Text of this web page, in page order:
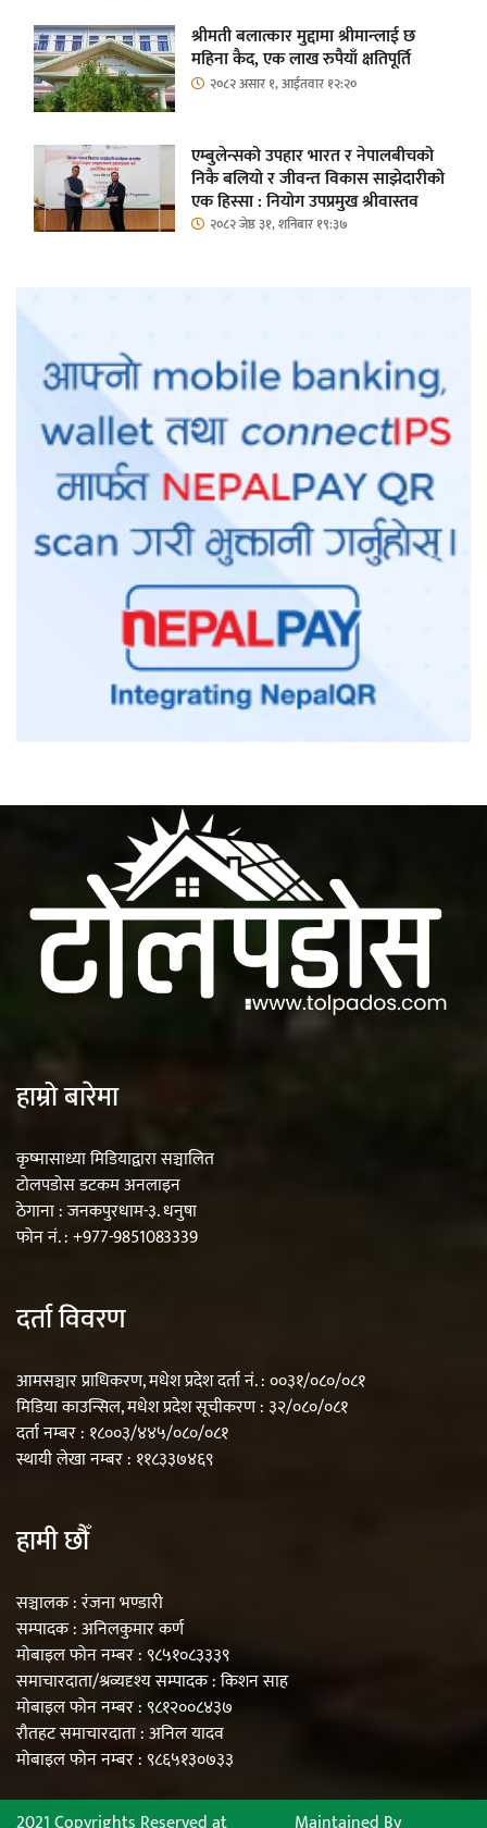
श्रीमती बलात्कार मुद्दामा श्रीमान्लाई छ
महिना कैद, एक लाख रुपैयाँ क्षतिपूर्ति
२०८२ असार १, आईतवार १२:२०
एम्बुलेन्सको उपहार भारत र नेपालबीचको
निकै बलियो र जीवन्त विकास साझेदारीको
एक हिस्सा : नियोग उपप्रमुख श्रीवास्तव
२०८२ जेष्ठ ३१, शनिबार १९:३७
हाम्रो बारेमा
कृष्मासाध्या मिडियाद्वारा सञ्चालित
टोलपडोस डटकम अनलाइन
ठेगाना : जनकपुरधाम-३. धनुषा
फोन नं. : +977-9851083339
दर्ता विवरण
आमसञ्चार प्राधिकरण, मधेश प्रदेश दर्ता नं. : ००३१/०८०/०८१
मिडिया काउन्सिल, मधेश प्रदेश सूचीकरण : ३२/०८०/०८१
दर्ता नम्बर : १८००३/४४५/०८०/०८१
स्थायी लेखा नम्बर : ११८३३७४६९
हामी छौँ
सञ्चालक : रंजना भण्डारी
सम्पादक : अनिलकुमार कर्ण
मोबाइल फोन नम्बर : ९८५१०८३३३९
समाचारदाता/श्रव्यदृश्य सम्पादक : किशन साह
मोबाइल फोन नम्बर : ९८१२००८४३७
रौतहट समाचारदाता : अनिल यादव
मोबाइल फोन नम्बर : ९८६५१३०७३३